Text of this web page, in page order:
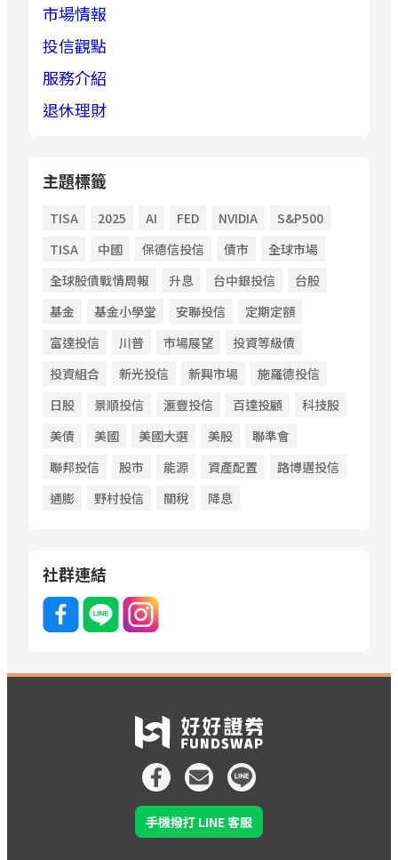
市場情報
投信觀點
服務介紹
退休理財
主題標籤
TISA 2025 AI FED NVIDIA
S&P500
TISA
中國 保德信投信 債市
全球市場
全球股債戰情周報
升息 台中銀投信
台股
基金
基金小學堂 安聯投信
定期定額
富達投信
川普 市場展望
投資等級債
投資組合
新光投信 新興市場
施羅德投信
日股
景順投信 滙豐投信 百達投顧
科技股
美債
美國 美國大選 美股
聯準會
聯邦投信
股市 能源 資產配置
路博邁投信
通膨
野村投信 關稅 降息
社群連結
手機撥打 LINE 客服